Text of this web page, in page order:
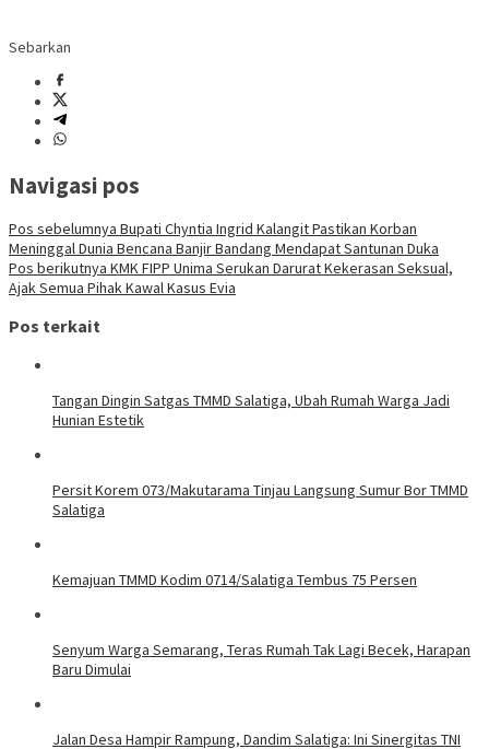
Sebarkan
Navigasi pos
Pos sebelumnya Bupati Chyntia Ingrid Kalangit Pastikan Korban
Meninggal Dunia Bencana Banjir Bandang Mendapat Santunan Duka
Pos berikutnya KMK FIPP Unima Serukan Darurat Kekerasan Seksual,
Ajak Semua Pihak Kawal Kasus Evia
Pos terkait
Tangan Dingin Satgas TMMD Salatiga, Ubah Rumah Warga Jadi
Hunian Estetik
Persit Korem 073/Makutarama Tinjau Langsung Sumur Bor TMMD
Salatiga
Kemajuan TMMD Kodim 0714/Salatiga Tembus 75 Persen
Senyum Warga Semarang, Teras Rumah Tak Lagi Becek, Harapan
Baru Dimulai
Jalan Desa Hampir Rampung, Dandim Salatiga: Ini Sinergitas TNI